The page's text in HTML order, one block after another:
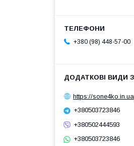
+380 (98) 448-57-00
https://sone4ko.in.ua
+380503723846
+380502444593
+380503723846